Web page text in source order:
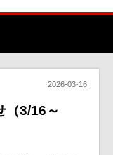
2026-03-16
（3/16～